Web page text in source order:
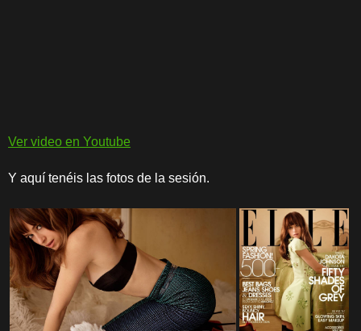
Ver video en Youtube
Y aquí tenéis las fotos de la sesión.